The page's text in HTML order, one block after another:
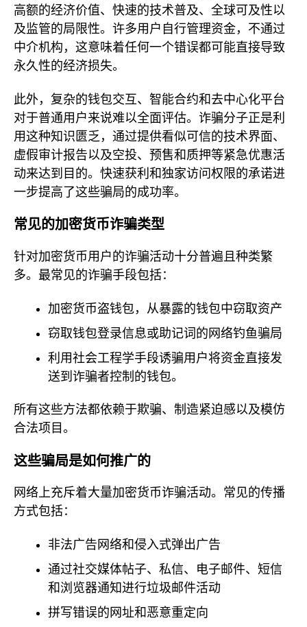
高额的经济价值、快速的技术普及、全球可及性以
及监管的局限性。许多用户自行管理资金，不通过
中介机构，这意味着任何一个错误都可能直接导致
永久性的经济损失。
此外，复杂的钱包交互、智能合约和去中心化平台
对于普通用户来说难以全面评估。诈骗分子正是利
用这种知识匮乏，通过提供看似可信的技术界面、
虚假审计报告以及空投、预售和质押等紧急优惠活
动来达到目的。快速获利和独家访问权限的承诺进
一步提高了这些骗局的成功率。
常见的加密货币诈骗类型
针对加密货币用户的诈骗活动十分普遍且种类繁
多。最常见的诈骗手段包括：
加密货币盗钱包，从暴露的钱包中窃取资产
窃取钱包登录信息或助记词的网络钓鱼骗局
利用社会工程学手段诱骗用户将资金直接发
送到诈骗者控制的钱包。
所有这些方法都依赖于欺骗、制造紧迫感以及模仿
合法项目。
这些骗局是如何推广的
网络上充斥着大量加密货币诈骗活动。常见的传播
方式包括：
非法广告网络和侵入式弹出广告
通过社交媒体帖子、私信、电子邮件、短信
和浏览器通知进行垃圾邮件活动
拼写错误的网址和恶意重定向